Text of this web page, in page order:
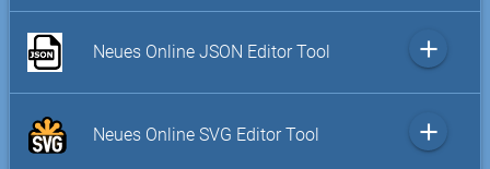
Neues Online JSON Editor Tool add
Neues Online SVG Editor Tool add